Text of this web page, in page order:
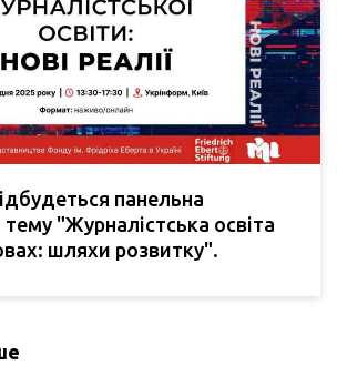
панельна
тему "Журналістська освіта
шляхи розвитку".